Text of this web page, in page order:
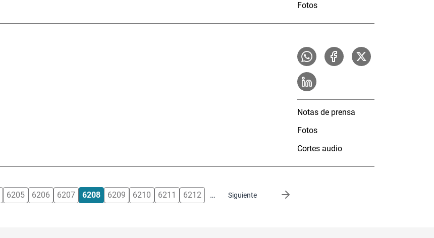
Fotos
Notas de prensa
Fotos
Cortes audio
6205 6206 6207 6208 6209 6210 6211 6212 … Siguiente
Siguiente página